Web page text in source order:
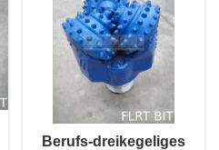
Berufs-dreikegeliges